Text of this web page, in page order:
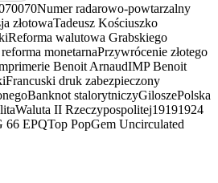
Numer radarowo-powtarzalny
złotowaTadeusz Kościuszko
Reforma walutowa Grabskiego
monetarnaPrzywrócenie złotego
Benoit ArnaudIMP Benoit
Francuski druk zabezpieczony
Banknot stalorytniczyGiloszePolska
Waluta II Rzeczypospolitej19191924
66 EPQTop PopGem Uncirculated